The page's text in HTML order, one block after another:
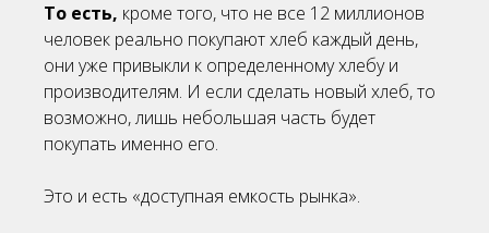
То есть, кроме того, что не все 12 миллионов
человек реально покупают хлеб каждый день,
они уже привыкли к определенному хлебу и
производителям. И если сделать новый хлеб, то
возможно, лишь небольшая часть будет
покупать именно его.
Это и есть «доступная емкость рынка».